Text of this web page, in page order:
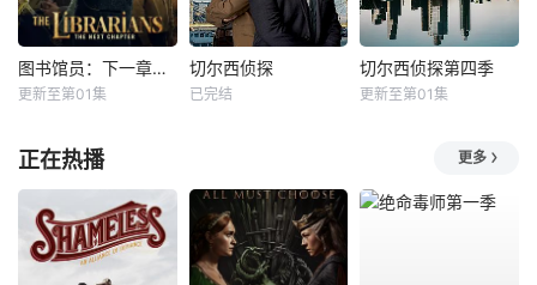
图书馆员：下一章第二季
更新至第01集
切尔西侦探
已完结
切尔西侦探第四季
更新至第01集
正在热播 更多